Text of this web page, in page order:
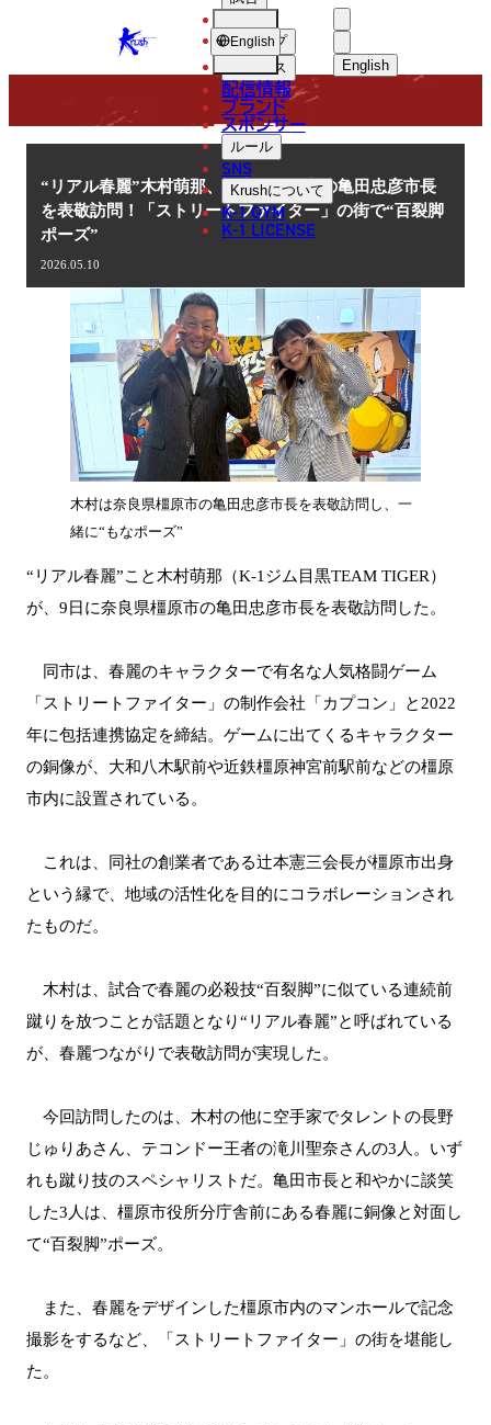
KRUSH English
한국어
中文（简体
ショップ
ニュース
配信情報
ブランド
スポンサー
ルール
SNS
Krushについて
K-1 GYM
K-1 LICENSE
English
NEWS
ニュース
“リアル春麗”木村萌那、奈良県橿原市の亀田忠彦市長
を表敬訪問！「ストリートファイター」の街で“百裂脚
ポーズ”
2026.05.10
木村は奈良県橿原市の亀田忠彦市長を表敬訪問し、一
緒に“もなポーズ”
“リアル春麗”こと木村萌那（K-1ジム目黒TEAM TIGER）
が、9日に奈良県橿原市の亀田忠彦市長を表敬訪問した。
同市は、春麗のキャラクターで有名な人気格闘ゲーム
「ストリートファイター」の制作会社「カプコン」と2022
年に包括連携協定を締結。ゲームに出てくるキャラクター
の銅像が、大和八木駅前や近鉄橿原神宮前駅前などの橿原
市内に設置されている。
これは、同社の創業者である辻本憲三会長が橿原市出身
という縁で、地域の活性化を目的にコラボレーションされ
たものだ。
木村は、試合で春麗の必殺技“百裂脚”に似ている連続前
蹴りを放つことが話題となり“リアル春麗”と呼ばれている
が、春麗つながりで表敬訪問が実現した。
今回訪問したのは、木村の他に空手家でタレントの長野
じゅりあさん、テコンドー王者の滝川聖奈さんの3人。いず
れも蹴り技のスペシャリストだ。亀田市長と和やかに談笑
した3人は、橿原市役所分庁舎前にある春麗に銅像と対面し
て“百裂脚”ポーズ。
また、春麗をデザインした橿原市内のマンホールで記念
撮影をするなど、「ストリートファイター」の街を堪能し
た。